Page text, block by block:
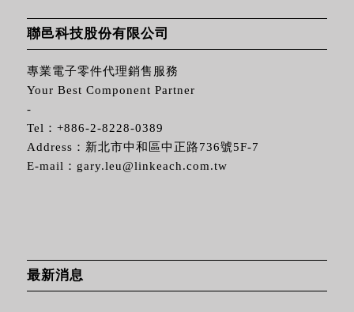
聯邑科技股份有限公司
專業電子零件代理銷售服務
Your Best Component Partner
-
Tel： +886-2-8228-0389
Address：新北市中和區中正路736號5F-7
E-mail： gary.leu@linkeach.com.tw
最新消息